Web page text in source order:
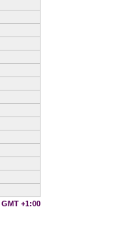
GMT +1:00